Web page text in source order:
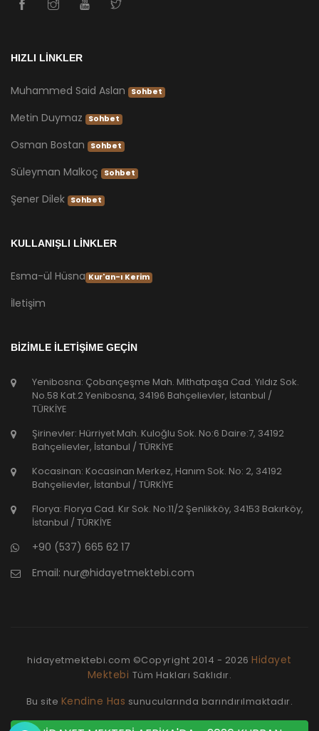
HIZLI LİNKLER
Muhammed Said Aslan Sohbet
Metin Duymaz Sohbet
Osman Bostan Sohbet
Süleyman Malkoç Sohbet
Şener Dilek Sohbet
KULLANIŞLI LİNKLER
Esma-ül Hüsna Kur'an-ı Kerim
İletişim
BİZİMLE İLETİŞİME GEÇİN
Yenibosna: Çobançeşme Mah. Mithatpaşa Cad. Yıldız Sok.
No.58 Kat.2 Yenibosna, 34196 Bahçelievler, İstanbul /
TÜRKİYE
Şirinevler: Hürriyet Mah. Kuloğlu Sok. No:6 Daire:7, 34192
Bahçelievler, İstanbul / TÜRKİYE
Kocasinan: Kocasinan Merkez, Hanım Sok. No: 2, 34192
Bahçelievler, İstanbul / TÜRKİYE
Florya: Florya Cad. Kır Sok. No:11/2 Şenlikköy, 34153 Bakırköy,
İstanbul / TÜRKİYE
+90 (537) 665 62 17
Email: nur@hidayetmektebi.com
hidayetmektebi.com ©Copyright 2014 - 2026Hidayet
Mektebi Tüm Hakları Saklıdır.
Bu site Kendine Has sunucularında barındırılmaktadır.